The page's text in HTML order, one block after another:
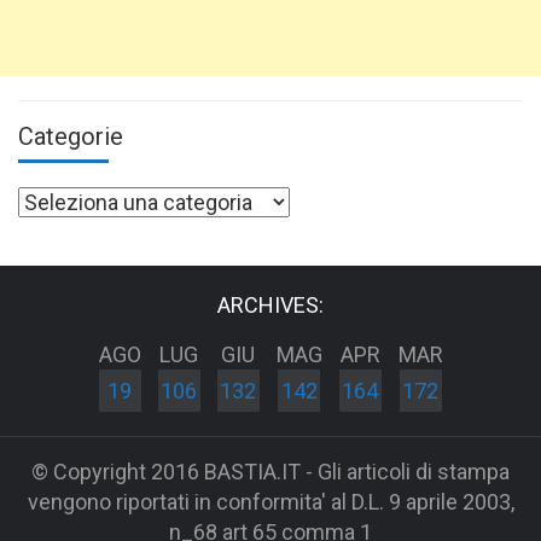
Categorie
Categorie
ARCHIVES:
AGO
19
LUG
106
GIU
132
MAG
142
APR
164
MAR
172
© Copyright 2016 BASTIA.IT - Gli articoli di stampa
vengono riportati in conformita' al D.L. 9 aprile 2003,
n_68 art 65 comma 1